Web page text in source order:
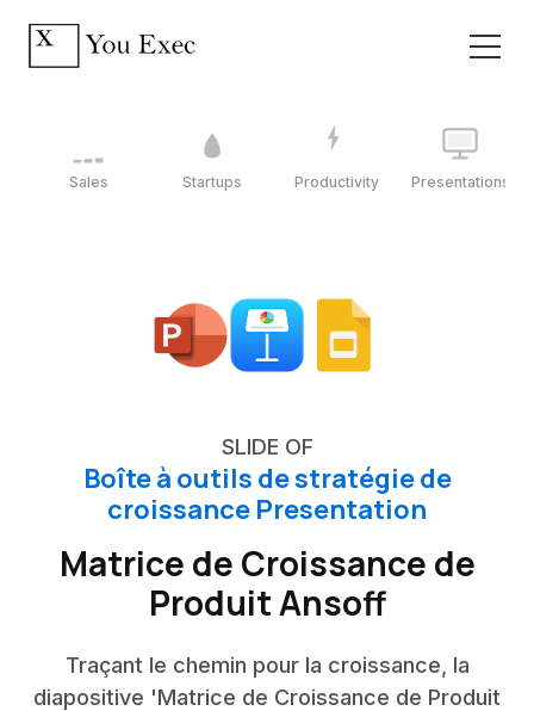
Sales Startups Productivity Presentations
SLIDE OF
Boîte à outils de stratégie de
croissance Presentation
Matrice de Croissance de
Produit Ansoff
Traçant le chemin pour la croissance, la
diapositive 'Matrice de Croissance de Produit